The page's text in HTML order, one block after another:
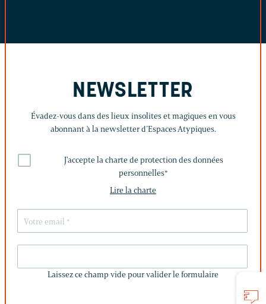
NEWSLETTER
Évadez-vous dans des lieux insolites et magiques en vous
abonnant à la newsletter d’Espaces Atypiques.
J'accepte la charte de protection des données
personnelles*
Lire la charte
CHAMP
Laissez ce champ vide pour valider le formulaire